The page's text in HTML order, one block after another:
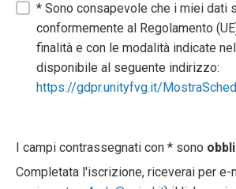
* Sono consapevole che i miei dati
conformemente al Regolamento
finalità e con le modalità indicate
disponibile al seguente indirizzo:
https://gdpr.unityfvg.it/
I campi contrassegnati con * sono
Completata l'iscrizione, riceverai per